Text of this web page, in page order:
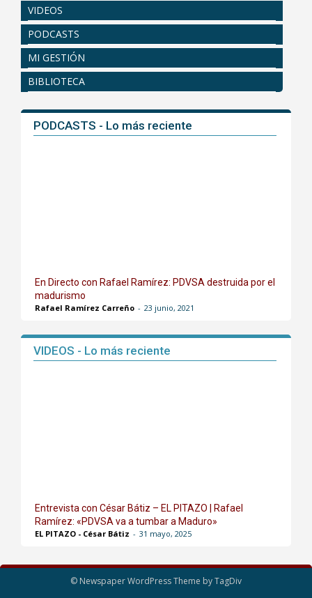
VIDEOS
PODCASTS
MI GESTIÓN
BIBLIOTECA
PODCASTS - Lo más reciente
En Directo con Rafael Ramírez: PDVSA destruida por el
madurismo
Rafael Ramírez Carreño - 23 junio, 2021
VIDEOS - Lo más reciente
Entrevista con César Bátiz – EL PITAZO | Rafael
Ramírez: «PDVSA va a tumbar a Maduro»
EL PITAZO - César Bátiz - 31 mayo, 2025
© Newspaper WordPress Theme by TagDiv